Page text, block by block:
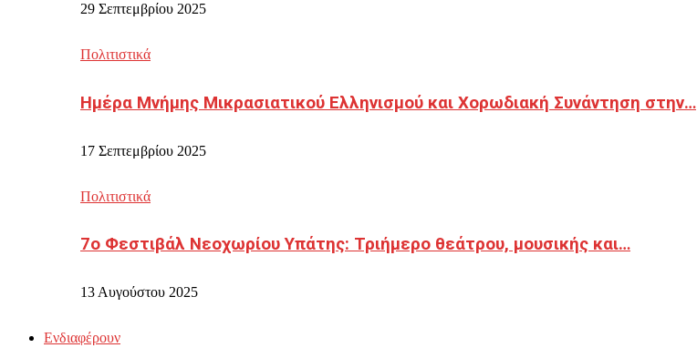
29 Σεπτεμβρίου 2025
Πολιτιστικά
Ημέρα Μνήμης Μικρασιατικού Ελληνισμού και Χορωδιακή Συνάντηση στην…
17 Σεπτεμβρίου 2025
Πολιτιστικά
7ο Φεστιβάλ Νεοχωρίου Υπάτης: Τριήμερο θεάτρου, μουσικής και…
13 Αυγούστου 2025
Ενδιαφέρουν